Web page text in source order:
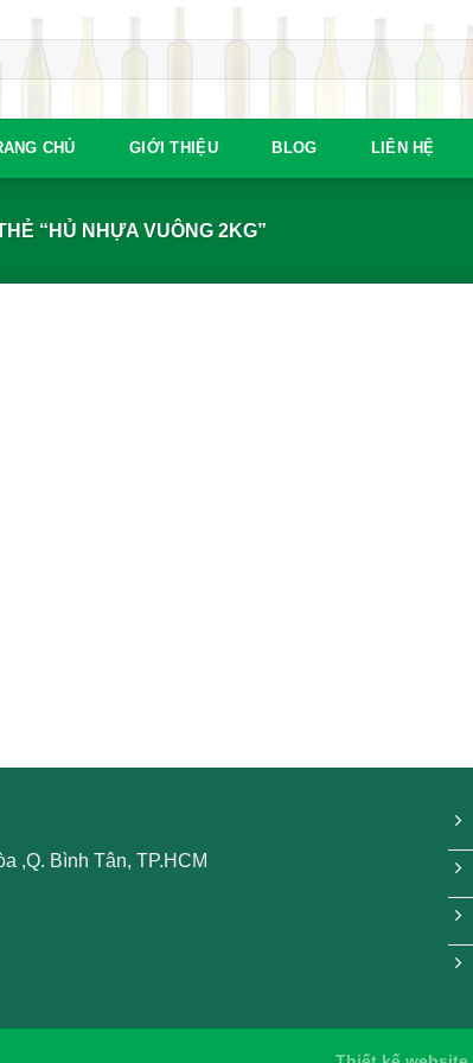
CHỦ GIỚI THIỆU BLOG LIÊN HỆ
“HỦ NHỰA VUÔNG 2KG”
,Q. Bình Tân, TP.HCM